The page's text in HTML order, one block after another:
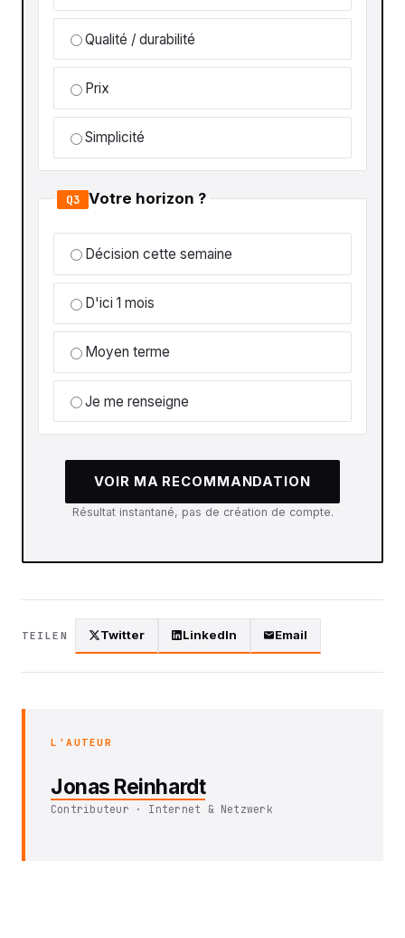
Qualité / durabilité
Prix
Simplicité
Q3 Votre horizon ?
Décision cette semaine
D'ici 1 mois
Moyen terme
Je me renseigne
VOIR MA RECOMMANDATION
Résultat instantané, pas de création de compte.
TEILEN Twitter LinkedIn Email
L'AUTEUR
Jonas Reinhardt
Contributeur · Internet & Netzwerk